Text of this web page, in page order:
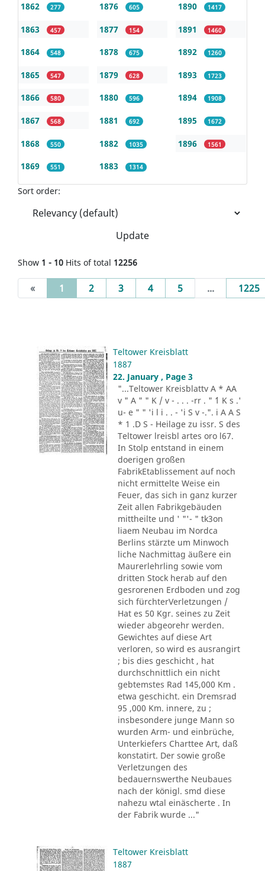
1862 277
1863 457
1864 548
1865 547
1866 580
1867 568
1868 550
1869 551
1876 605
1877 154
1878 675
1879 628
1880 596
1881 692
1882 1035
1883 1314
1890 1417
1891 1460
1892 1260
1893 1723
1894 1908
1895 1672
1896 1561
Sort order:
Update
Show 1 - 10 Hits of total 12256
« 1 (current)
2 3 4 5 ... 1225
Teltower Kreisblatt
1887
22. January , Page 3
"...Teltower Kreisblattv A * AA
v " A " " K / v - . . . -rr . " ´1 K s .'
u- e " " 'i l i . . - 'i S v -.". i A A S
* 1 .D S - Heilage zu issr. S des
Teltower lreisbl artes oro l67.
In Stolp entstand in einem
doerigen großen
FabrikEtablissement auf noch
nicht ermittelte Weise ein
Feuer, das sich in ganz kurzer
Zeit allen Fabrikgebäuden
mittheilte und ' "'- " tk3on
liaem Neubau im Nordca
Berlins stärzte um Minwoch
liche Nachmittag äußere ein
Maurerlehrling sowie vom
dritten Stock herab auf den
gesrorenen Erdboden und zog
sich fürchterVerletzungen /
Hat es 50 Kgr. seines zu Zeit
wieder abgeorehr werden.
Gewichtes auf diese Art
verloren, so wird es ausrangirt
; bis dies geschicht , hat
durchschnittlich ein nicht
gebtemstes Rad 145,000 Km .
etwa geschicht. ein Dremsrad
95 ,000 Km. innere, zu ;
insbesondere junge Mann so
wurden Arm- und einbrüche,
Unterkiefers Charttee Art, daß
konstatirt. Der sowie große
Verletzungen des
bedauernswerthe Neubaues
nach der königl. smd diese
nahezu wtal einäscherte . In
der Fabrik wurde ..."
Teltower Kreisblatt
1887